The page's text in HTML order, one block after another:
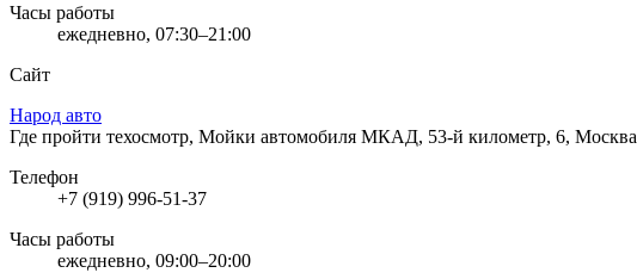
Часы работы
ежедневно, 07:30–21:00
Сайт
Народ авто
Где пройти техосмотр, Мойки автомобиля МКАД, 53-й километр, 6, Москва
Телефон
+7 (919) 996-51-37
Часы работы
ежедневно, 09:00–20:00